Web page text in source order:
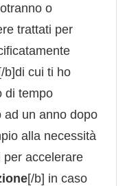
o
trattati per
b]di cui ti ho
di tempo
ad un anno dopo
alla necessità
per accelerare
[/b] in caso